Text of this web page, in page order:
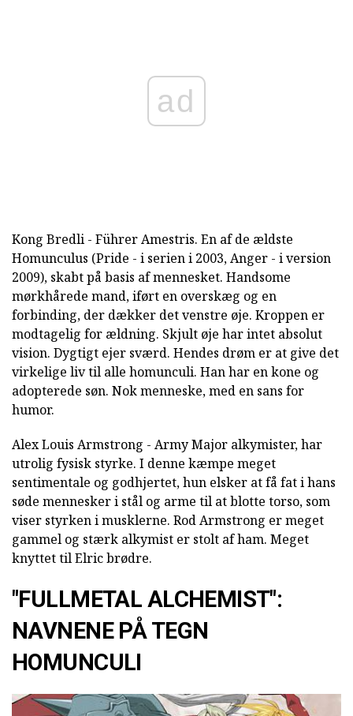
ad
Kong Bredli - Führer Amestris. En af de ældste
Homunculus (Pride - i serien i 2003, Anger - i version
2009), skabt på basis af mennesket. Handsome
mørkhårede mand, iført en overskæg og en
forbinding, der dækker det venstre øje. Kroppen er
modtagelig for ældning. Skjult øje har intet absolut
vision. Dygtigt ejer sværd. Hendes drøm er at give det
virkelige liv til alle homunculi. Han har en kone og
adopterede søn. Nok menneske, med en sans for
humor.
Alex Louis Armstrong - Army Major alkymister, har
utrolig fysisk styrke. I denne kæmpe meget
sentimentale og godhjertet, hun elsker at få fat i hans
søde mennesker i stål og arme til at blotte torso, som
viser styrken i musklerne. Rod Armstrong er meget
gammel og stærk alkymist er stolt af ham. Meget
knyttet til Elric brødre.
"FULLMETAL ALCHEMIST":
NAVNENE PÅ TEGN
HOMUNCULI